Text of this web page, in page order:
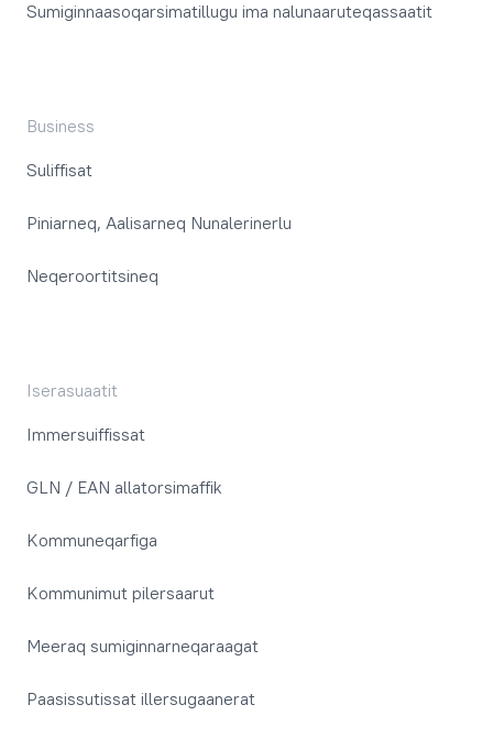
Sumiginnaasoqarsimatillugu ima nalunaaruteqassaatit
Business
Suliffisat
Piniarneq, Aalisarneq Nunalerinerlu
Neqeroortitsineq
Iserasuaatit
Immersuiffissat
GLN / EAN allatorsimaffik
Kommuneqarfiga
Kommunimut pilersaarut
Meeraq sumiginnarneqaraagat
Paasissutissat illersugaanerat